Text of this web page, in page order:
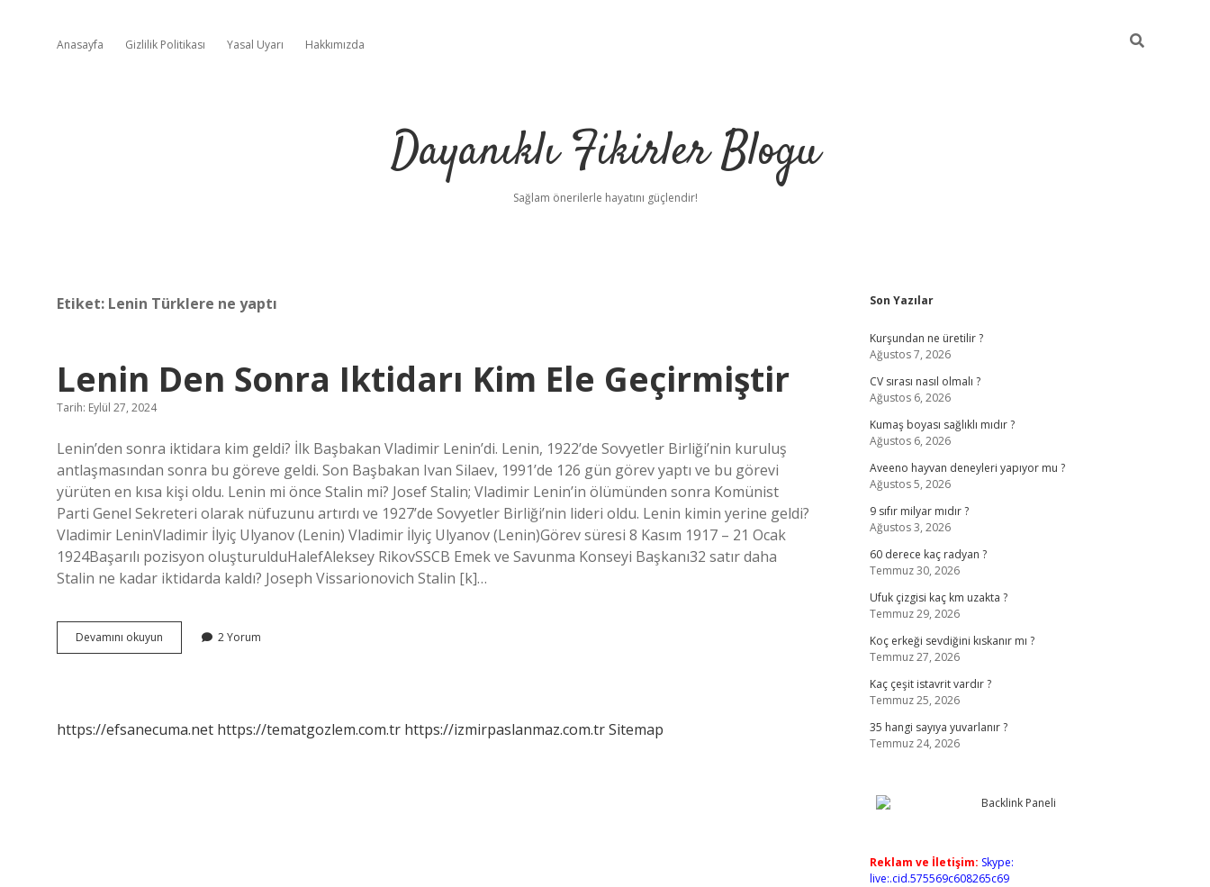
Anasayfa Gizlilik Politikası Yasal Uyarı Hakkımızda
Dayanıklı Fikirler Blogu
Sağlam önerilerle hayatını güçlendir!
Etiket: Lenin Türklere ne yaptı
Lenin Den Sonra Iktidarı Kim Ele Geçirmiştir
Tarih: Eylül 27, 2024
Lenin’den sonra iktidara kim geldi? İlk Başbakan Vladimir Lenin’di. Lenin, 1922’de Sovyetler Birliği’nin kuruluş
antlaşmasından sonra bu göreve geldi. Son Başbakan Ivan Silaev, 1991’de 126 gün görev yaptı ve bu görevi
yürüten en kısa kişi oldu. Lenin mi önce Stalin mi? Josef Stalin; Vladimir Lenin’in ölümünden sonra Komünist
Parti Genel Sekreteri olarak nüfuzunu artırdı ve 1927’de Sovyetler Birliği’nin lideri oldu. Lenin kimin yerine geldi?
Vladimir LeninVladimir İlyiç Ulyanov (Lenin) Vladimir İlyiç Ulyanov (Lenin)Görev süresi 8 Kasım 1917 – 21 Ocak
1924Başarılı pozisyon oluşturulduHalefAleksey RikovSSCB Emek ve Savunma Konseyi Başkanı32 satır daha
Stalin ne kadar iktidarda kaldı? Joseph Vissarionovich Stalin [k]…
Devamını okuyun
Den
Geçirmiştir
2 Yorum
https://efsanecuma.net https://tematgozlem.com.tr https://izmirpaslanmaz.com.trSitemap
Sidebar
Son Yazılar
Kurşundan ne üretilir ?
Ağustos 7, 2026
CV sırası nasıl olmalı ?
Ağustos 6, 2026
Kumaş boyası sağlıklı mıdır ?
Ağustos 6, 2026
Aveeno hayvan deneyleri yapıyor mu ?
Ağustos 5, 2026
9 sıfır milyar mıdır ?
Ağustos 3, 2026
60 derece kaç radyan ?
Temmuz 30, 2026
Ufuk çizgisi kaç km uzakta ?
Temmuz 29, 2026
Koç erkeği sevdiğini kıskanır mı ?
Temmuz 27, 2026
Kaç çeşit istavrit vardır ?
Temmuz 25, 2026
35 hangi sayıya yuvarlanır ?
Temmuz 24, 2026
Reklam ve İletişim: Skype:
live:.cid.575569c608265c69